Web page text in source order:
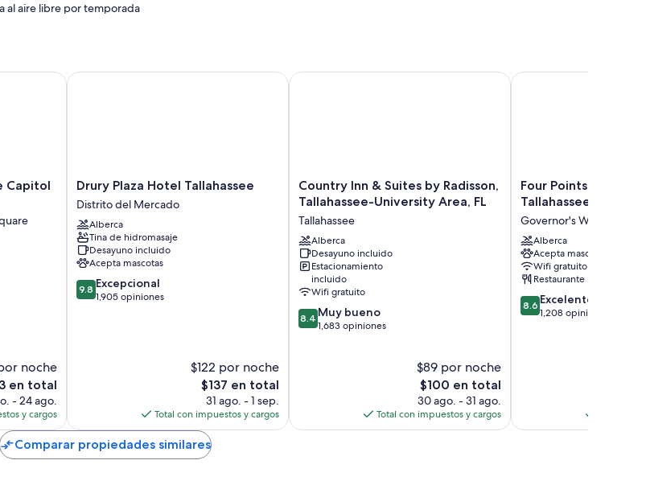
al aire libre por temporada
de agua, área para mascotas sin correa y servicio de lavandería
regaderas con hidromasaje y tinas con regadera
TVs de 50 pulgadas con Netflix, Hulu y servicios de streaming
canales de televisión premium y calefacción
Capitol
noche
en total
- 24 ago.
y cargos
– University
Drury
Plaza
Hotel
Tallahassee
Distrito
del
Mercado
Drury Plaza Hotel Tallahassee
Distrito del Mercado
Alberca
Tina de hidromasaje
Desayuno incluido
Acepta mascotas
9.8
de
9.8 Excepcional
1,905 opiniones
$122 por noche
El
precio
actual
es
de
$137
$137 en total
31 ago. - 1 sep.
Total con impuestos y cargos
Drury Plaza Hotel Tallahassee
Country
Inn
Suites
by
Radisson,
Tallahassee-
University
Area,
FL
Tallahassee
Country Inn & Suites by Radisson,
Tallahassee-University Area, FL
Tallahassee
Alberca
Desayuno incluido
Estacionamiento
incluido
Wifi gratuito
8.4
de
8.4 Muy bueno
1,683 opiniones
$89 por noche
El
precio
actual
es
$100 en total
30 ago. - 31 ago.
Total con impuestos y cargos
Country Inn & Suites by Radisson, Tallahassee-University
Four
Points
Sheraton
Tallahassee
Downtown
Governor's
Walk
Four Points by
Tallahassee
Governor's Walk
Alberca
Acepta mascotas
Wifi gratuito
Restaurante
8.6
de
8.6 Excelente
1,208 opiniones
Four Points by
Comparar propiedades similares